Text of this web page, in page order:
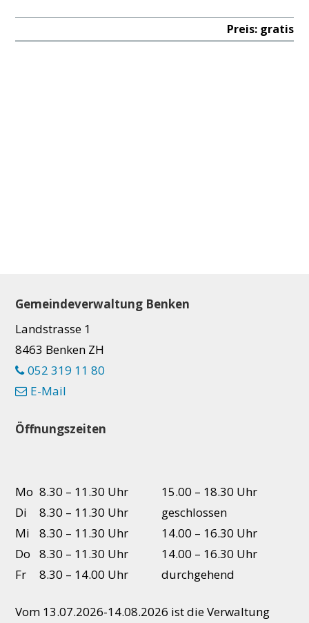
Preis: gratis
Footer
Gemeindeverwaltung Benken
Landstrasse 1
8463 Benken ZH
052 319 11 80
E-Mail
Öffnungszeiten
Mo 8.30 – 11.30 Uhr
15.00 – 18.30 Uhr
Di
8.30 – 11.30 Uhr
geschlossen
Mi
8.30 – 11.30 Uhr
14.00 – 16.30 Uhr
Do
8.30 – 11.30 Uhr
14.00 – 16.30 Uhr
Fr
8.30 – 14.00 Uhr durchgehend
Vom 13.07.2026-14.08.2026 ist die Verwaltung